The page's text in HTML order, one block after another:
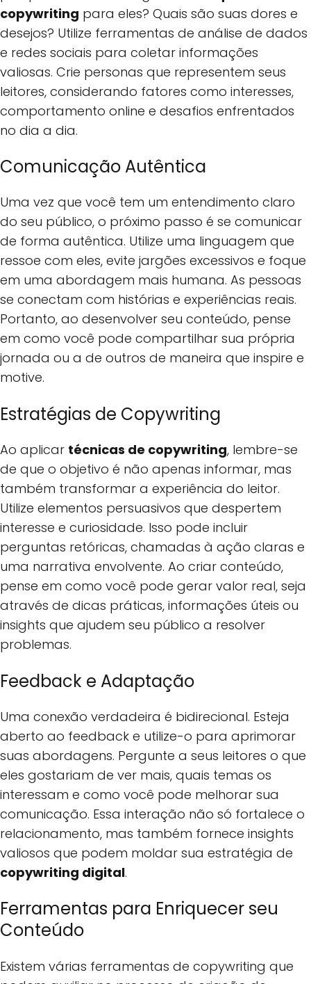
copywriting para eles? Quais são suas dores e
desejos? Utilize ferramentas de análise de dados
e redes sociais para coletar informações
valiosas. Crie personas que representem seus
leitores, considerando fatores como interesses,
comportamento online e desafios enfrentados
no dia a dia.
Comunicação Autêntica
Uma vez que você tem um entendimento claro
do seu público, o próximo passo é se comunicar
de forma autêntica. Utilize uma linguagem que
ressoe com eles, evite jargões excessivos e foque
em uma abordagem mais humana. As pessoas
se conectam com histórias e experiências reais.
Portanto, ao desenvolver seu conteúdo, pense
em como você pode compartilhar sua própria
jornada ou a de outros de maneira que inspire e
motive.
Estratégias de Copywriting
Ao aplicar técnicas de copywriting, lembre-se
de que o objetivo é não apenas informar, mas
também transformar a experiência do leitor.
Utilize elementos persuasivos que despertem
interesse e curiosidade. Isso pode incluir
perguntas retóricas, chamadas à ação claras e
uma narrativa envolvente. Ao criar conteúdo,
pense em como você pode gerar valor real, seja
através de dicas práticas, informações úteis ou
insights que ajudem seu público a resolver
problemas.
Feedback e Adaptação
Uma conexão verdadeira é bidirecional. Esteja
aberto ao feedback e utilize-o para aprimorar
suas abordagens. Pergunte a seus leitores o que
eles gostariam de ver mais, quais temas os
interessam e como você pode melhorar sua
comunicação. Essa interação não só fortalece o
relacionamento, mas também fornece insights
valiosos que podem moldar sua estratégia de
copywriting digital.
Ferramentas para Enriquecer seu
Conteúdo
Existem várias ferramentas de copywriting que